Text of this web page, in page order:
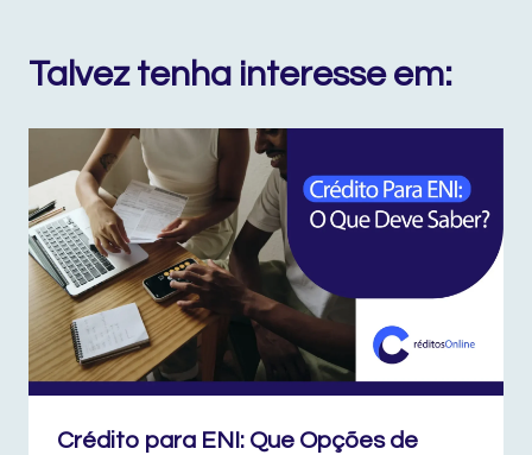
Talvez tenha interesse em:
Crédito para ENI: Que Opções de